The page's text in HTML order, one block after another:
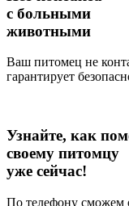
с больными
животными
Ваш питомец не
гарантирует
Узнайте, как
своему питомцу
уже сейчас!
По телефону сможем